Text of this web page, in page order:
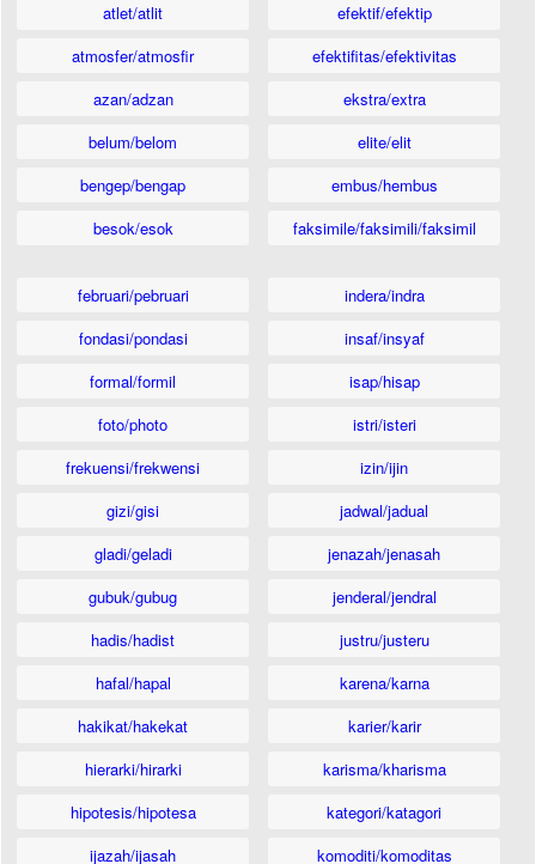
atlet/atlit
atmosfer/atmosfir
azan/adzan
belum/belom
bengep/bengap
besok/esok
efektif/efektip
efektifitas/efektivitas
ekstra/extra
elite/elit
embus/hembus
faksimile/faksimili/faksimil
februari/pebruari
fondasi/pondasi
formal/formil
foto/photo
frekuensi/frekwensi
gizi/gisi
gladi/geladi
gubuk/gubug
hadis/hadist
hafal/hapal
hakikat/hakekat
hierarki/hirarki
hipotesis/hipotesa
ijazah/ijasah
indera/indra
insaf/insyaf
isap/hisap
istri/isteri
izin/ijin
jadwal/jadual
jenazah/jenasah
jenderal/jendral
justru/justeru
karena/karna
karier/karir
karisma/kharisma
kategori/katagori
komoditi/komoditas